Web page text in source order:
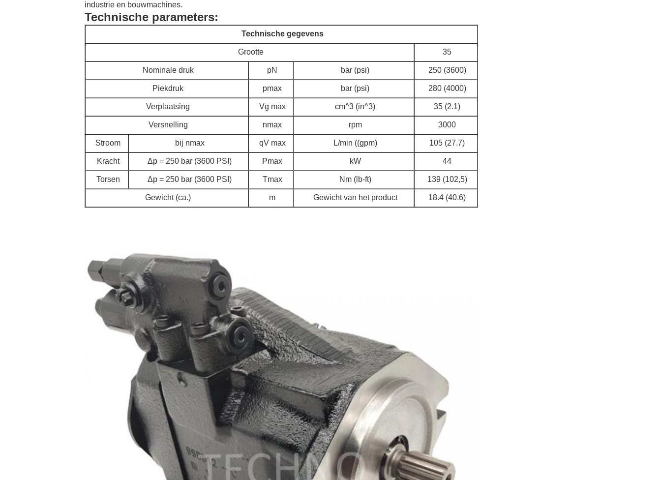
industrie en bouwmachines.
Technische parameters:
Technische gegevens
Grootte 35
Nominale druk pN bar (psi) 250 (3600)
Piekdruk pmax bar (psi) 280 (4000)
Verplaatsing Vg max cm^3 (in^3) 35 (2.1)
Versnelling nmax rpm 3000
Stroom bij nmax qV max L/min ((gpm) 105 (27.7)
Kracht Δp = 250 bar (3600 PSI) Pmax kW 44
Torsen Δp = 250 bar (3600 PSI) Tmax Nm (lb-ft) 139 (102,5)
Gewicht (ca.) m Gewicht van het product 18.4 (40.6)